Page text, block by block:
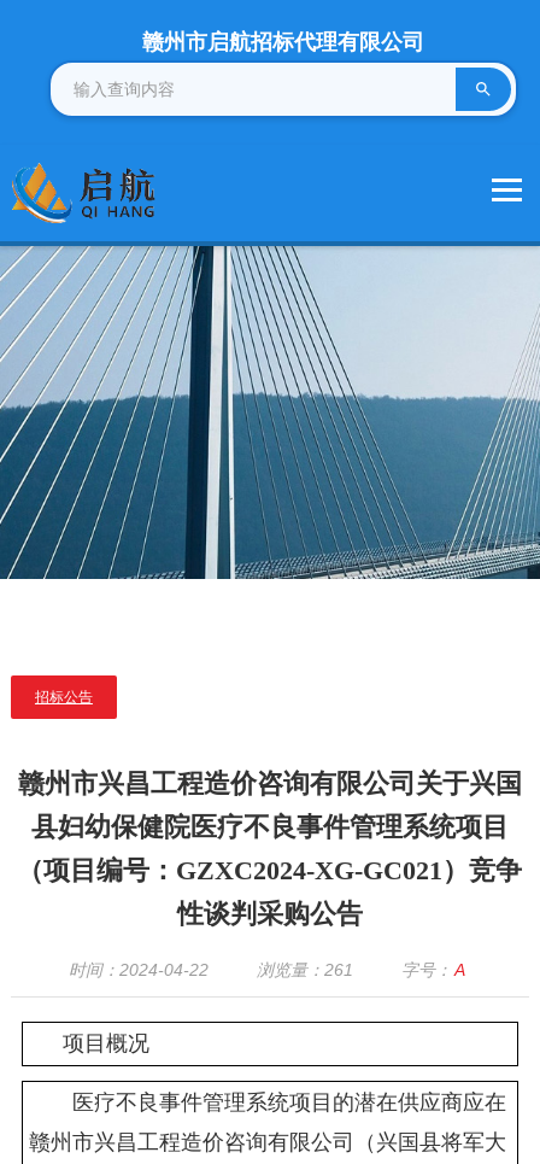
赣州市启航招标代理有限公司
招标公告
赣州市兴昌工程造价咨询有限公司关于兴国
县妇幼保健院医疗不良事件管理系统项目
（项目编号：GZXC2024-XG-GC021）竞争
性谈判采购公告
时间：2024-04-22 浏览量：261 字号： A
项目概况
医疗不良事件管理系统项目 的潜在供应商应在
赣州市兴昌工程造价咨询有限公司
（兴国县将军大